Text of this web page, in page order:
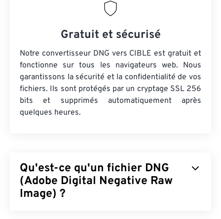
Gratuit et sécurisé
Notre convertisseur DNG vers CIBLE est gratuit et
fonctionne sur tous les navigateurs web. Nous
garantissons la sécurité et la confidentialité de vos
fichiers. Ils sont protégés par un cryptage SSL 256
bits et supprimés automatiquement après
quelques heures.
Qu'est-ce qu'un fichier DNG
(Adobe Digital Negative Raw
Image) ?